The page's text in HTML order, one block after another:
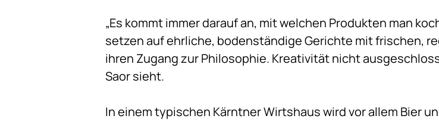
„Es kommt immer darauf an, mit welchen Produkten man
setzen auf ehrliche, bodenständige Gerichte mit frischen,
ihren Zugang zur Philosophie. Kreativität nicht
Saor sieht.
In einem typischen Kärntner Wirtshaus wird vor allem Bier